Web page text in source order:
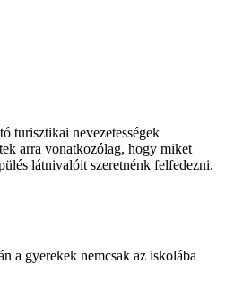
turisztikai nevezetességek
arra vonatkozólag, hogy miket
látnivalóit szeretnénk felfedezni.
a gyerekek nemcsak az iskolába